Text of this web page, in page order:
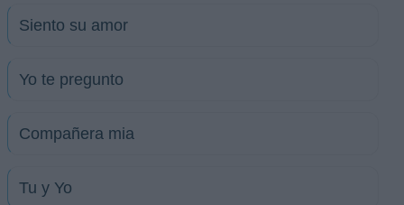
Siento su amor
Yo te pregunto
Compañera mia
Tu y Yo